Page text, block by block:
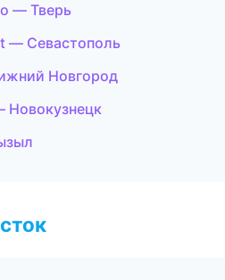
— Тверь
— Севастополь
Новгород
Новокузнецк